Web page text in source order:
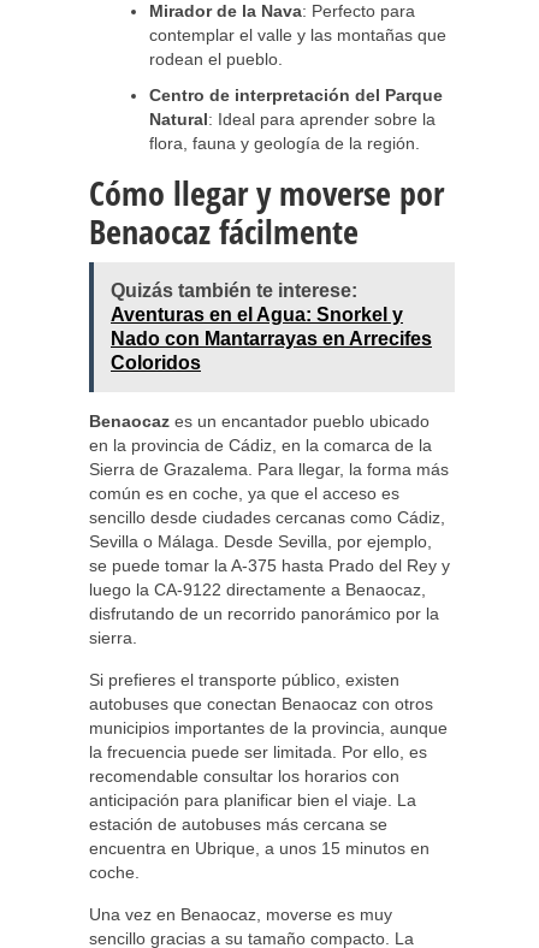
Mirador de la Nava: Perfecto para
contemplar el valle y las montañas que
rodean el pueblo.
Centro de interpretación del Parque
Natural: Ideal para aprender sobre la
flora, fauna y geología de la región.
Cómo llegar y moverse por
Benaocaz fácilmente
Quizás también te interese:
Aventuras en el Agua: Snorkel y
Nado con Mantarrayas en Arrecifes
Coloridos
Benaocaz es un encantador pueblo ubicado
en la provincia de Cádiz, en la comarca de la
Sierra de Grazalema. Para llegar, la forma más
común es en coche, ya que el acceso es
sencillo desde ciudades cercanas como Cádiz,
Sevilla o Málaga. Desde Sevilla, por ejemplo,
se puede tomar la A-375 hasta Prado del Rey y
luego la CA-9122 directamente a Benaocaz,
disfrutando de un recorrido panorámico por la
sierra.
Si prefieres el transporte público, existen
autobuses que conectan Benaocaz con otros
municipios importantes de la provincia, aunque
la frecuencia puede ser limitada. Por ello, es
recomendable consultar los horarios con
anticipación para planificar bien el viaje. La
estación de autobuses más cercana se
encuentra en Ubrique, a unos 15 minutos en
coche.
Una vez en Benaocaz, moverse es muy
sencillo gracias a su tamaño compacto. La